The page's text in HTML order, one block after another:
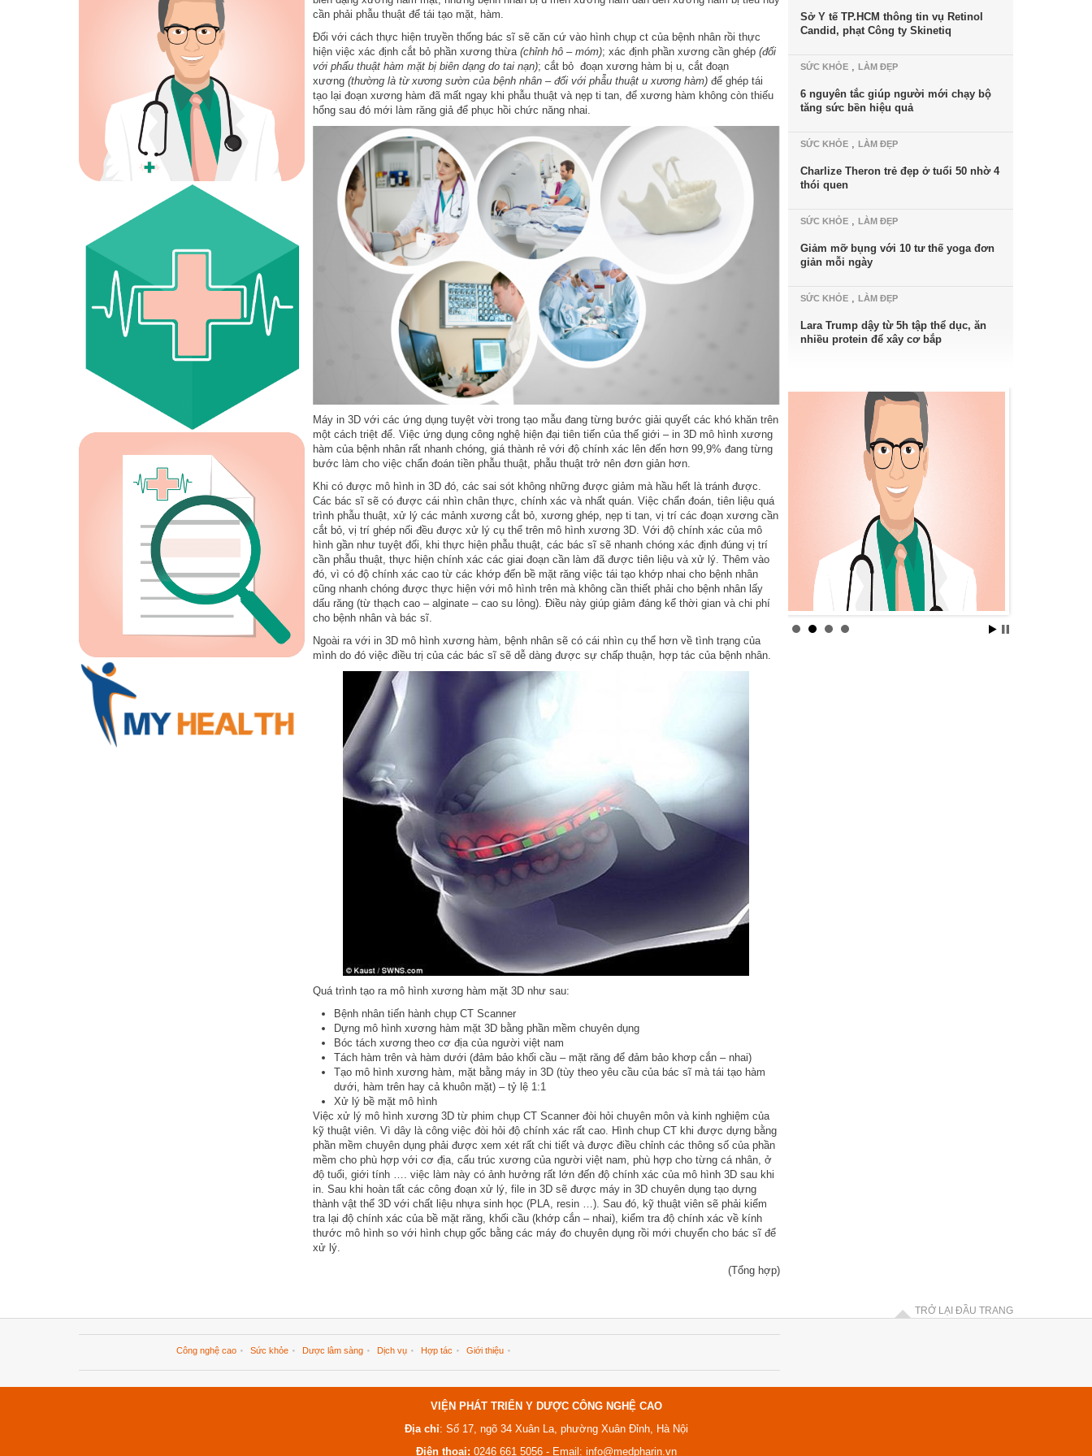
cần phải phẫu thuật để tái tạo mặt, hàm.
Đối với cách thực hiện truyền thống bác sĩ sẽ căn cứ vào hình chụp ct của bệnh nhân rồi thực
hiện việc xác định cắt bỏ phần xương thừa (chỉnh hô – móm); xác định phần xương cần ghép (đối
với phẩu thuật hàm mặt bị biên dạng do tai nạn); cắt bỏ đoạn xương hàm bị u, cắt đoạn
xương (thường là từ xương sườn của bệnh nhân – đối với phẫu thuật u xương hàm)để ghép tái
tạo lại đoạn xương hàm đã mất ngay khi phẫu thuật và nẹp ti tan, để xương hàm không còn thiếu
hổng sau đó mới làm răng giả để phục hồi chức năng nhai.
Máy in 3D với các ứng dụng tuyệt vời trong tạo mẫu đang từng bước giải quyết các khó khăn trên
một cách triệt để. Việc ứng dụng công nghệ hiện đại tiên tiến của thế giới – in 3D mô hình xương
hàm của bệnh nhân rất nhanh chóng, giá thành rẻ với độ chính xác lên đến hơn 99,9% đang từng
bước làm cho việc chẩn đoán tiền phẫu thuật, phẫu thuật trở nên đơn giản hơn.
Khi có được mô hình in 3D đó, các sai sót không những được giảm mà hầu hết là tránh được.
Các bác sĩ sẽ có được cái nhìn chân thực, chính xác và nhất quán. Việc chẩn đoán, tiên liệu quá
trình phẫu thuật, xử lý các mảnh xương cắt bỏ, xương ghép, nẹp ti tan, vị trí các đoạn xương cần
cắt bỏ, vị trí ghép nối đều được xử lý cụ thể trên mô hình xương 3D. Với độ chính xác của mô
hình gần như tuyệt đối, khi thực hiện phẫu thuật, các bác sĩ sẽ nhanh chóng xác định đúng vị trí
cần phẫu thuật, thực hiện chính xác các giai đoạn cần làm đã được tiên liệu và xử lý. Thêm vào
đó, vì có độ chính xác cao từ các khớp đến bề mặt răng việc tái tạo khớp nhai cho bệnh nhân
cũng nhanh chóng được thực hiện với mô hình trên mà không cần thiết phải cho bệnh nhân lấy
dấu răng (từ thạch cao – alginate – cao su lỏng). Điều này giúp giảm đáng kể thời gian và chi phí
cho bệnh nhân và bác sĩ.
Ngoài ra với in 3D mô hình xương hàm, bệnh nhân sẽ có cái nhìn cụ thể hơn về tình trạng của
mình do đó việc điều trị của các bác sĩ sẽ dễ dàng được sự chấp thuận, hợp tác của bệnh nhân.
Quá trình tạo ra mô hình xương hàm mặt 3D như sau:
Bệnh nhân tiến hành chụp CT Scanner
Dựng mô hình xương hàm mặt 3D bằng phần mềm chuyên dụng
Bóc tách xương theo cơ địa của người việt nam
Tách hàm trên và hàm dưới (đảm bảo khối cầu – mặt răng để đảm bảo khơp cắn – nhai)
Tạo mô hình xương hàm, mặt bằng máy in 3D (tùy theo yêu cầu của bác sĩ mà tái tạo hàm
dưới, hàm trên hay cả khuôn mặt) – tỷ lệ 1:1
Xử lý bề mặt mô hình
Việc xử lý mô hình xương 3D từ phim chụp CT Scanner đòi hỏi chuyên môn và kinh nghiệm của
kỹ thuật viên. Vì dây là công việc đòi hỏi độ chính xác rất cao. Hình chup CT khi được dựng bằng
phần mềm chuyên dụng phải được xem xét rất chi tiết và được điều chỉnh các thông số của phần
mềm cho phù hợp với cơ địa, cấu trúc xương của người việt nam, phù hợp cho từng cá nhân, ở
độ tuổi, giới tính …. việc làm này có ảnh hưởng rất lớn đến độ chính xác của mô hình 3D sau khi
in. Sau khi hoàn tất các công đoạn xử lý, file in 3D sẽ được máy in 3D chuyên dụng tạo dựng
thành vật thể 3D với chất liệu nhựa sinh học (PLA, resin …). Sau đó, kỹ thuật viên sẽ phải kiểm
tra lại độ chính xác của bề mặt răng, khối cầu (khớp cắn – nhai), kiểm tra độ chính xác về kính
thước mô hình so với hình chụp gốc bằng các máy đo chuyên dụng rồi mới chuyển cho bác sĩ để
xử lý.
(Tổng hợp)
Sở Y tế TP.HCM thông tin vụ Retinol
Candid, phạt Công ty Skinetiq
SỨC KHỎE, LÀM ĐẸP
6 nguyên tắc giúp người mới chạy bộ
tăng sức bền hiệu quả
SỨC KHỎE, LÀM ĐẸP
Charlize Theron trẻ đẹp ở tuổi 50 nhờ 4
thói quen
SỨC KHỎE, LÀM ĐẸP
Giảm mỡ bụng với 10 tư thế yoga đơn
giản mỗi ngày
SỨC KHỎE, LÀM ĐẸP
Lara Trump dậy từ 5h tập thể dục, ăn
nhiều protein để xây cơ bắp
TRỞ LẠI ĐẦU TRANG
Công nghệ cao Sức khỏe Dược lâm sàng Dịch vụ Hợp tác Giới thiệu
VIỆN PHÁT TRIỂN Y DƯỢC CÔNG NGHỆ CAO
Địa chỉ: Số 17, ngõ 34 Xuân La, phường Xuân Đỉnh, Hà Nội
Điện thoại: 0246 661 5056 - Email: info@medpharin.vn